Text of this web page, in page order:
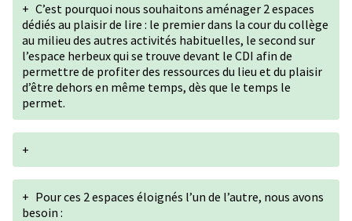
+ C’est pourquoi nous souhaitons aménager 2 espaces
dédiés au plaisir de lire : le premier dans la cour du collège
au milieu des autres activités habituelles, le second sur
l’espace herbeux qui se trouve devant le CDI afin de
permettre de profiter des ressources du lieu et du plaisir
d’être dehors en même temps, dès que le temps le
permet.
+
+ Pour ces 2 espaces éloignés l’un de l’autre, nous avons
besoin :